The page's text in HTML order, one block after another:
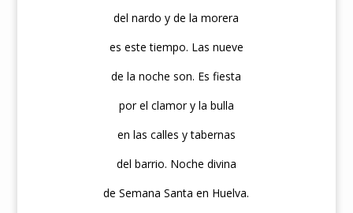
del nardo y de la morera
es este tiempo. Las nueve
de la noche son. Es fiesta
por el clamor y la bulla
en las calles y tabernas
del barrio. Noche divina
de Semana Santa en Huelva.